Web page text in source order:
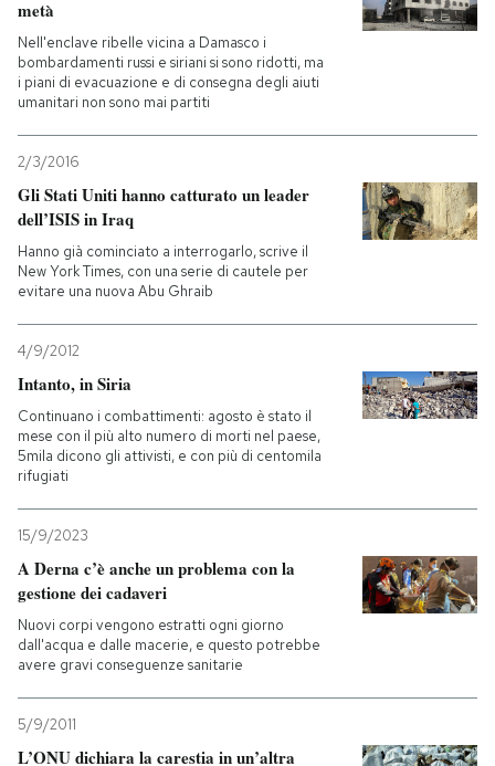
metà
Nell'enclave ribelle vicina a Damasco i
bombardamenti russi e siriani si sono ridotti, ma
i piani di evacuazione e di consegna degli aiuti
umanitari non sono mai partiti
2/3/2016
Gli Stati Uniti hanno catturato un leader
dell’ISIS in Iraq
Hanno già cominciato a interrogarlo, scrive il
New York Times, con una serie di cautele per
evitare una nuova Abu Ghraib
4/9/2012
Intanto, in Siria
Continuano i combattimenti: agosto è stato il
mese con il più alto numero di morti nel paese,
5mila dicono gli attivisti, e con più di centomila
rifugiati
15/9/2023
A Derna c’è anche un problema con la
gestione dei cadaveri
Nuovi corpi vengono estratti ogni giorno
dall'acqua e dalle macerie, e questo potrebbe
avere gravi conseguenze sanitarie
5/9/2011
L’ONU dichiara la carestia in un’altra